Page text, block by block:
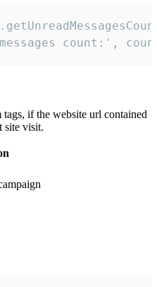
count:',
if the website url contained
site visit.